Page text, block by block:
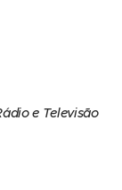
e Televisão